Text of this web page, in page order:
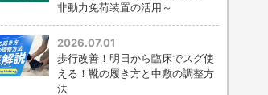
非動力免荷装置の活用～
2026.07.01
歩行改善！明日から臨床でスグ使
える！靴の履き方と中敷の調整方
法